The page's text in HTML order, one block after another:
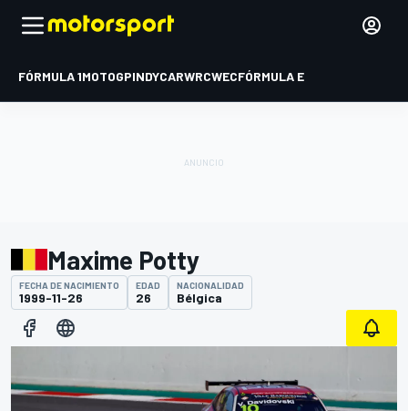
FÓRMULA 1MOTOGPINDYCARWRCWECFÓRMULA E
Maxime Potty
FECHA DE NACIMIENTO
1999-11-26
EDAD
26
NACIONALIDAD
Bélgica